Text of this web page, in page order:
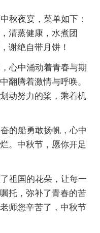
秋夜宴，菜单如下：
清蒸健康，水煮团
谢绝自带月饼！
心中涌动着青春与期
翻腾着激情与呼唤。
动努力的桨，乘着机
的船勇敢扬帆，心中
。中秋节，愿你开足
祖国的花朵，让每一
托，弥补了青春的苦
师您辛苦了，中秋节